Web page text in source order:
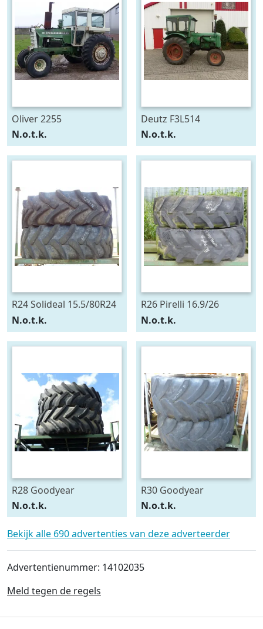
Oliver 2255
N.o.t.k.
Deutz F3L514
N.o.t.k.
R24 Solideal 15.5/80R24
N.o.t.k.
R26 Pirelli 16.9/26
N.o.t.k.
R28 Goodyear
540/75R28
N.o.t.k.
R30 Goodyear
600/70R30
N.o.t.k.
Bekijk alle 690 advertenties van deze adverteerder
Advertentienummer: 14102035
Meld tegen de regels